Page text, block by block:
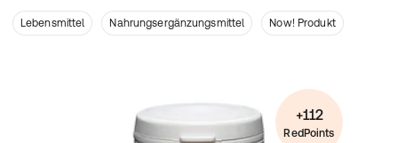
Lebensmittel Nahrungsergänzungsmittel Now! Produkt
+112
RedPoints